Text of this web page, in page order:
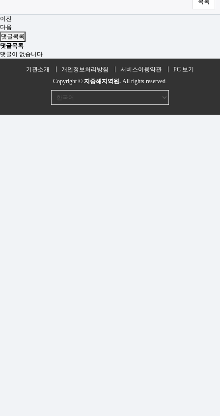
목록
이전
다음
댓글목록
댓글목록
댓글이 없습니다
기관소개 개인정보처리방침 서비스이용약관
PC 보기
Copyright © 지중해지역원. All rights reserved.